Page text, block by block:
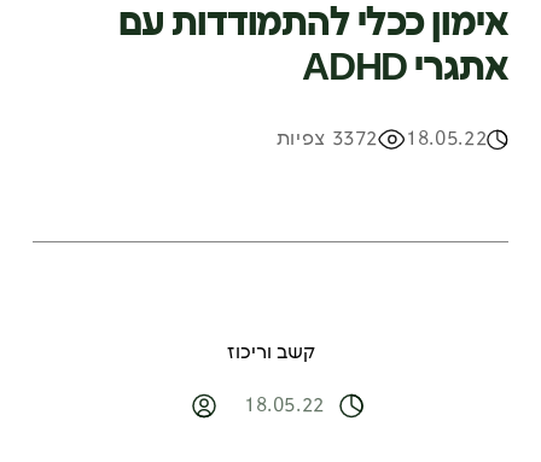
אימון ככלי להתמודדות עם
אתגרי ADHD
18.05.22 3372 צפיות
קשב וריכוז
18.05.22